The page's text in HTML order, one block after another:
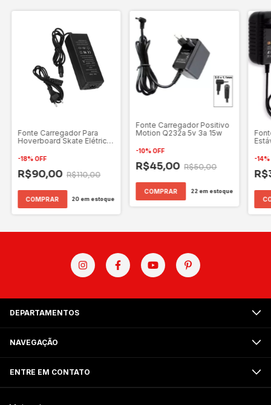
Fonte Carregador Para
Hoverboard Skate Elétrico
-18%OFF
R$90,00 R$110,00
20em estoque
Fonte Carregador Positivo
Motion Q232a 5v 3a 15w
-10%OFF
R$45,00 R$50,00
22em estoque
-14%
DEPARTAMENTOS
NAVEGAÇÃO
ENTRE EM CONTATO